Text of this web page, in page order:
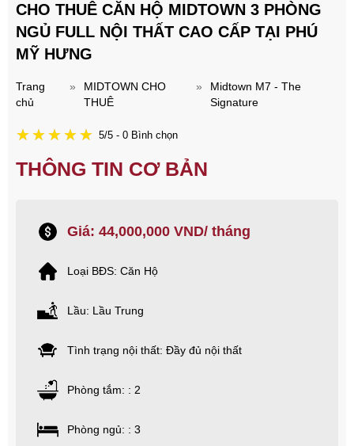
CHO THUÊ CĂN HỘ MIDTOWN 3 PHÒNG
NGỦ FULL NỘI THẤT CAO CẤP TẠI PHÚ
MỸ HƯNG
Trang
chủ
»
MIDTOWN CHO
THUÊ
»
Midtown M7 - The
Signature
5/5 - 0 Bình chọn
THÔNG TIN CƠ BẢN
Giá: 44,000,000 VND/ tháng
Loại BĐS: Căn Hộ
Lầu: Lầu Trung
Tình trạng nội thất: Đầy đủ nội thất
Phòng tắm: : 2
Phòng ngủ: : 3